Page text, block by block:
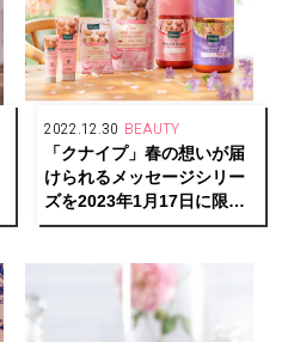
2022.12.30 BEAUTY
「クナイプ」春の想いが届
けられるメッセージシリー
ズを2023年1月17日に限定
発売